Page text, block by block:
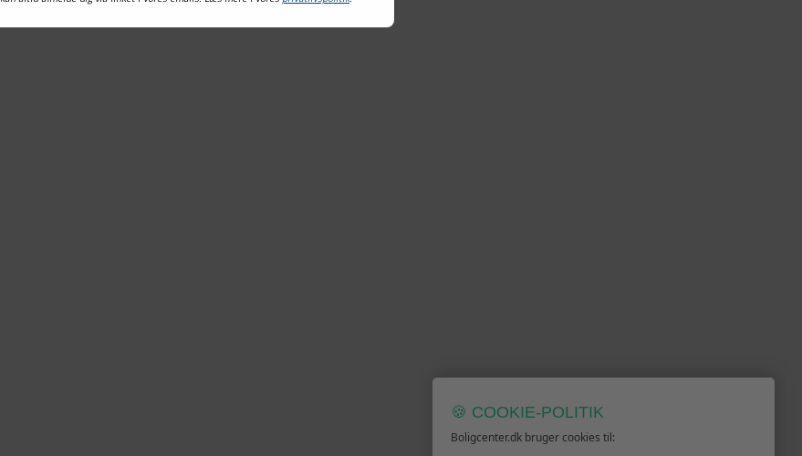
🍪 COOKIE-POLITIK
Boligcenter.dk bruger cookies til: